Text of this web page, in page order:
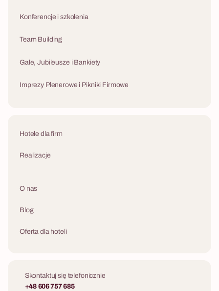
Konferencje i szkolenia
Team Building
Gale, Jubileusze i Bankiety
Imprezy Plenerowe i Pikniki Firmowe
Hotele dla firm
Realizacje
O nas
Blog
Oferta dla hoteli
Skontaktuj się telefonicznie
+48 606 757 685